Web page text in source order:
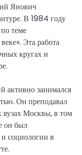
Янович
В 1984 году
теме
Эта работа
кругах и
активно занимался
Он преподавал
Москвы, в том
был
социологии в